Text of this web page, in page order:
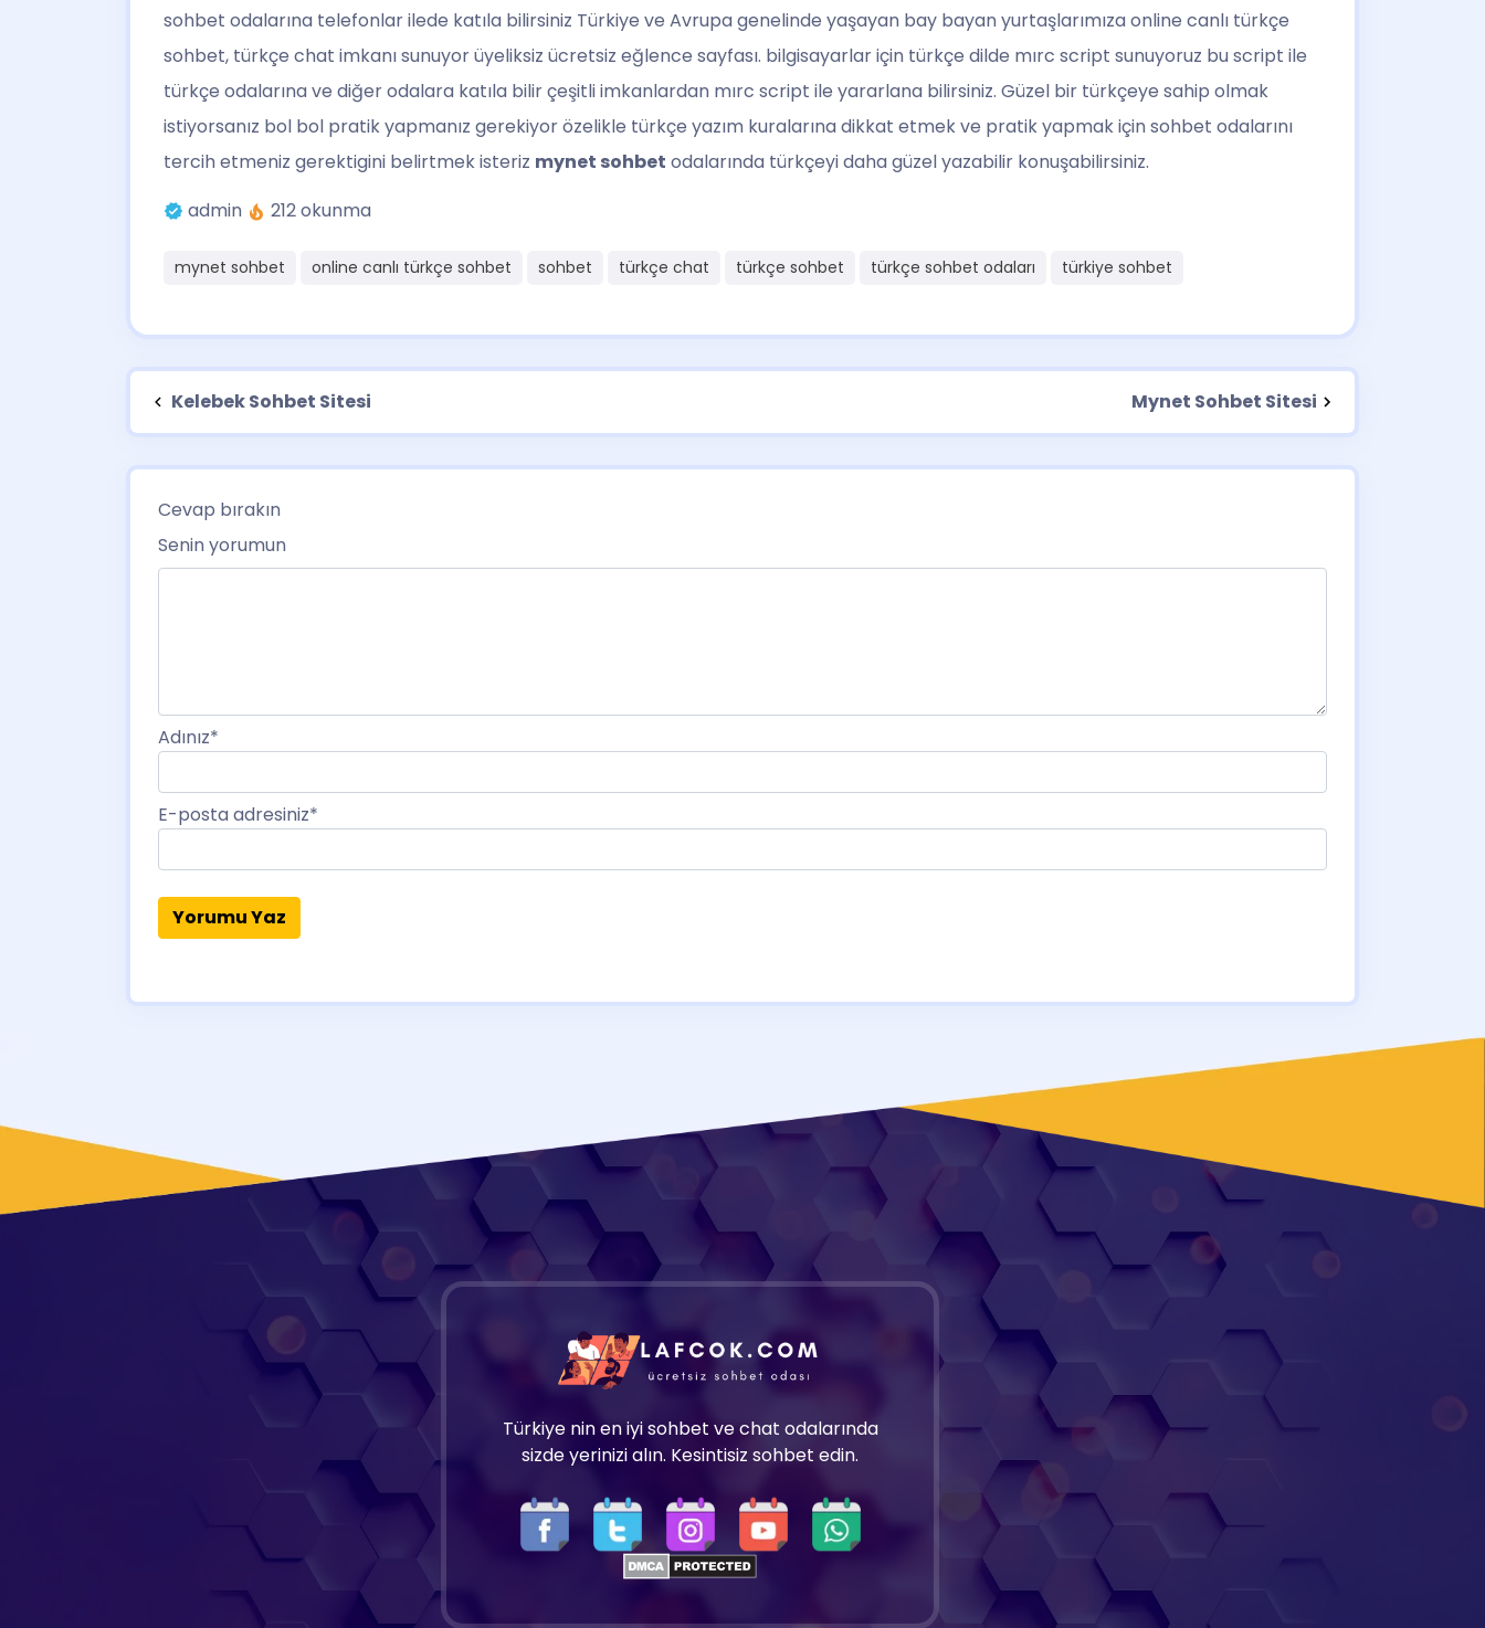
sohbet odalarına telefonlar ilede katıla bilirsiniz Türkiye ve Avrupa genelinde yaşayan bay bayan yurtaşlarımıza online canlı türkçe
sohbet, türkçe chat imkanı sunuyor üyeliksiz ücretsiz eğlence sayfası. bilgisayarlar için türkçe dilde mırc script sunuyoruz bu script ile
türkçe odalarına ve diğer odalara katıla bilir çeşitli imkanlardan mırc script ile yararlana bilirsiniz. Güzel bir türkçeye sahip olmak
istiyorsanız bol bol pratik yapmanız gerekiyor özelikle türkçe yazım kuralarına dikkat etmek ve pratik yapmak için sohbet odalarını
tercih etmeniz gerektigini belirtmek isteriz mynet sohbet odalarında türkçeyi daha güzel yazabilir konuşabilirsiniz.
admin
212 okunma
mynet sohbet online canlı türkçe sohbet sohbet türkçe chat türkçe sohbet türkçe sohbet odaları türkiye sohbet
Kelebek Sohbet Sitesi Mynet Sohbet Sitesi
Cevap bırakın
Senin yorumun
Adınız*
E-posta adresiniz*
Türkiye nin en iyi sohbet ve chat odalarında
sizde yerinizi alın. Kesintisiz sohbet edin.